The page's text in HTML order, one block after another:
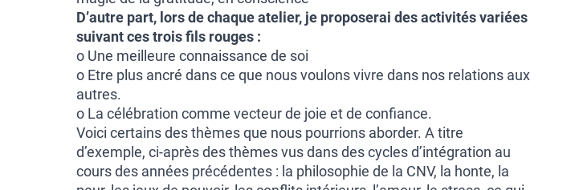
D’autre part, lors de chaque atelier, je proposerai des activités variées
suivant ces trois fils rouges :
o Une meilleure connaissance de soi
o Etre plus ancré dans ce que nous voulons vivre dans nos relations aux
autres.
o La célébration comme vecteur de joie et de confiance.
Voici certains des thèmes que nous pourrions aborder. A titre
d’exemple, ci-après des thèmes vus dans des cycles d’intégration au
cours des années précédentes : la philosophie de la CNV, la honte, la